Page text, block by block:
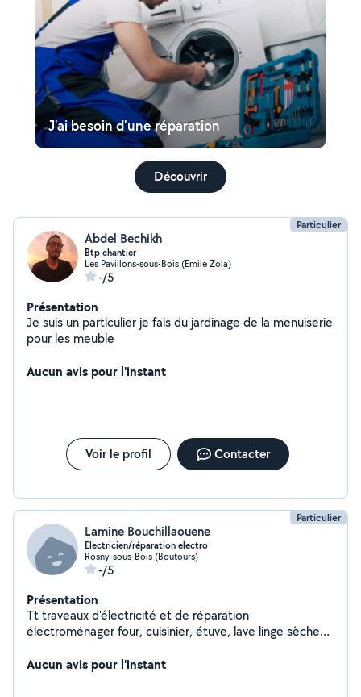
J'ai besoin d'une réparation
Découvrir
Particulier
Abdel Bechikh
Btp chantier
Les Pavillons-sous-Bois (Emile Zola)
-/5
Présentation
Je suis un particulier je fais du jardinage de la menuiserie
pour les meuble
Aucun avis pour l'instant
Voir le profil Contacter
Particulier
Lamine Bouchillaouene
Électricien/réparation electro
Rosny-sous-Bois (Boutours)
-/5
Présentation
Tt traveaux d'électricité et de réparation
électroménager four, cuisinier, étuve, lave linge sèche
équipement electrique.
Aucun avis pour l'instant